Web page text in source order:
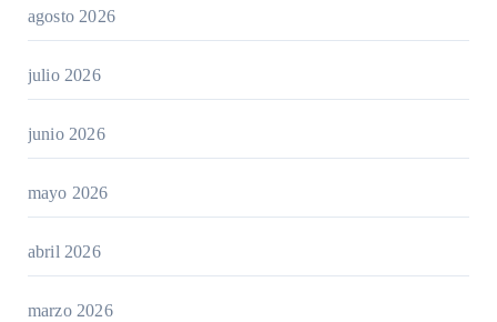
agosto 2026
julio 2026
junio 2026
mayo 2026
abril 2026
marzo 2026